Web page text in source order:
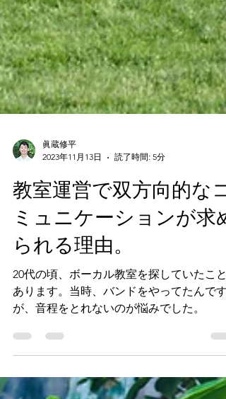
2023年11月13日
読了時間: 5分
教室運営で双方向的なコ
ミュニケーションが求め
られる理由。
20代の頃、ボーカル教室を探していたこと
が、音程をとれないのが悩みでした。